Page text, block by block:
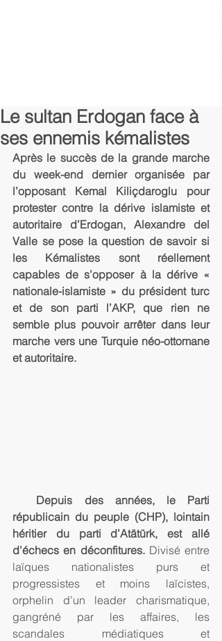
Le sultan Erdogan face à
ses ennemis kémalistes
Après le succès de la grande marche
du week-end dernier organisée par
l’opposant Kemal Kiliçdaroglu pour
protester contre la dérive islamiste et
autoritaire d’Erdogan, Alexandre del
Valle se pose la question de savoir si
les Kémalistes sont réellement
capables de s’opposer à la dérive «
nationale-islamiste » du président turc
et de son parti l’AKP, que rien ne
semble plus pouvoir arrêter dans leur
marche vers une Turquie néo-ottomane
et autoritaire.
Depuis des années, le Parti
républicain du peuple (CHP), lointain
héritier du parti d’Atätürk, est allé
d'échecs en déconfitures. Divisé entre
laïques nationalistes purs et
progressistes et moins laïcistes,
orphelin d’un leader charismatique,
gangréné par les affaires, les
scandales médiatiques et